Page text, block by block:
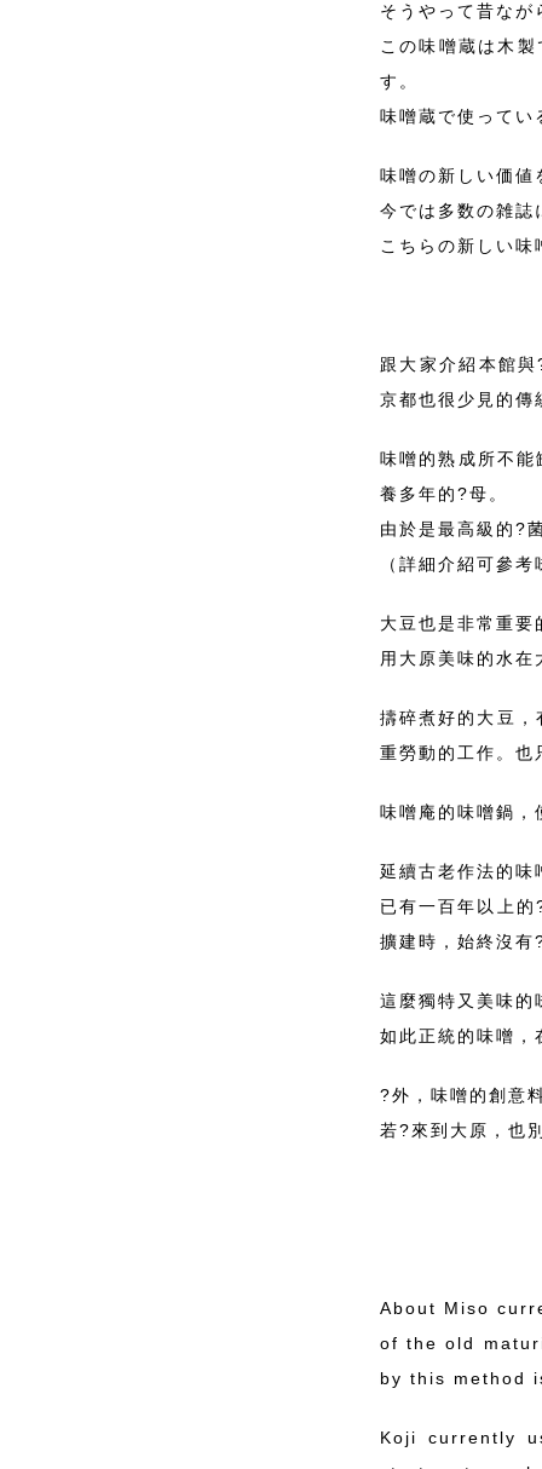
そうやって昔な
この味噌蔵は木
す。
味噌蔵で使ってい
味噌の新しい価値
今では多数の雑誌
こちらの新しい
跟大家介紹本館
京都也很少見的傳
味噌的熟成所不
養多年的?母。
由於是最高級的?
（詳細介紹可參
大豆也是非常重
用大原美味的水
擣碎煮好的大豆
重勞動的工作。也
味噌庵的味噌鍋，
延續古老作法的味
已有一百年以上
擴建時，始終沒有
這麼獨特又美味的
如此正統的味噌
?外，味噌的創意
若?來到大原，也
About Miso
of the old
by this method
Koji currently